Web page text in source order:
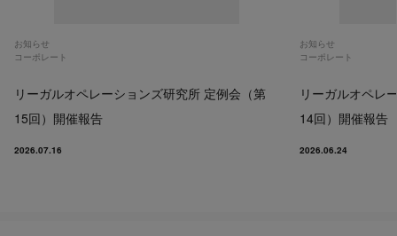
お知らせ
コーポレート
リーガルオペレーションズ研究所 定例会（第
15回）開催報告
2026.07.16
お知らせ
コーポレート
リーガルオペレ
14回）開催報告
2026.06.24